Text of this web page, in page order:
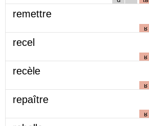
remettre
ʁ
recel
ʁ
recèle
ʁ
repaître
ʁ